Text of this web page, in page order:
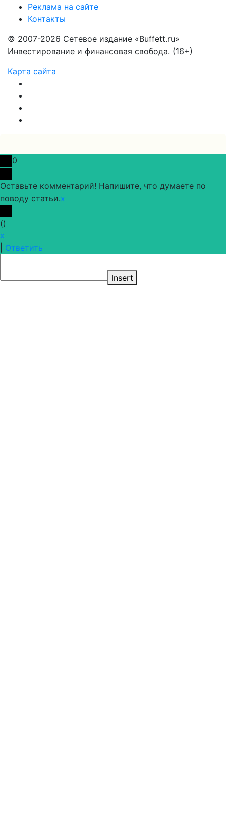
Реклама на сайте
Контакты
© 2007-2026 Сетевое издание «Buffett.ru»
Инвестирование и финансовая свобода. (16+)
Карта сайта
0
Оставьте комментарий! Напишите, что думаете по
поводу статьи.x
()
x
Ответить
Insert